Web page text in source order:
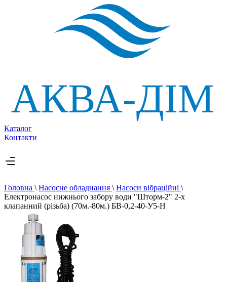
Каталог
Контакти
Головна \ Насосне обладнання \ Насоси вібраційні \
Електронасос нижнього забору води "Шторм-2" 2-х
клапанний (різьба) (70м.-80м.) БВ-0,2-40-У5-Н